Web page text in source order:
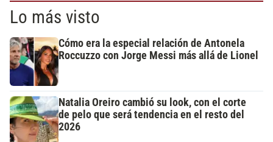
Lo más visto
Cómo era la especial relación de Antonela
Roccuzzo con Jorge Messi más allá de Lionel
Natalia Oreiro cambió su look, con el corte
de pelo que será tendencia en el resto del
2026